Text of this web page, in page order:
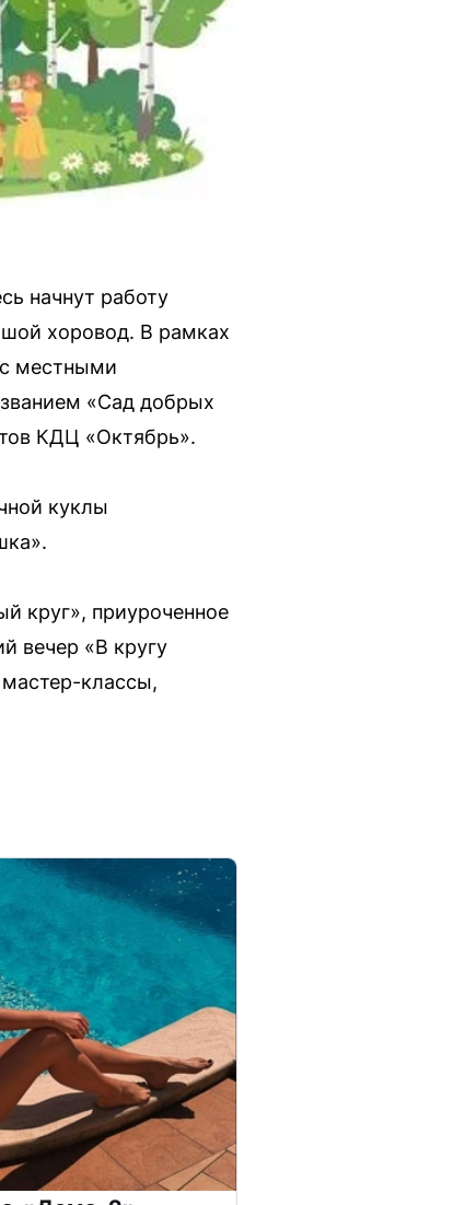
начнут работу
хоровод. В рамках
местными
«Сад добрых
КДЦ «Октябрь».
куклы
круг», приуроченное
вечер «В кругу
классы,